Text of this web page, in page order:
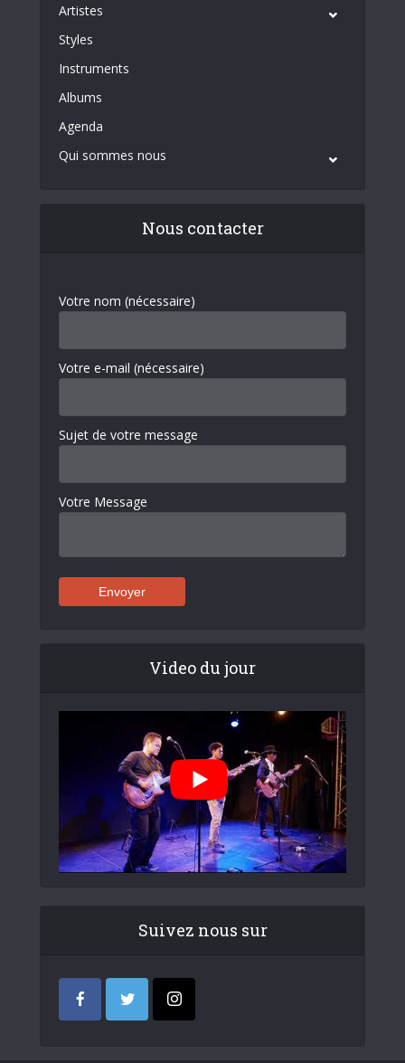
Artistes
Styles
Instruments
Albums
Agenda
Qui sommes nous
Nous contacter
Votre nom (nécessaire)
Votre e-mail (nécessaire)
Sujet de votre message
Votre Message
Video du jour
Suivez nous sur